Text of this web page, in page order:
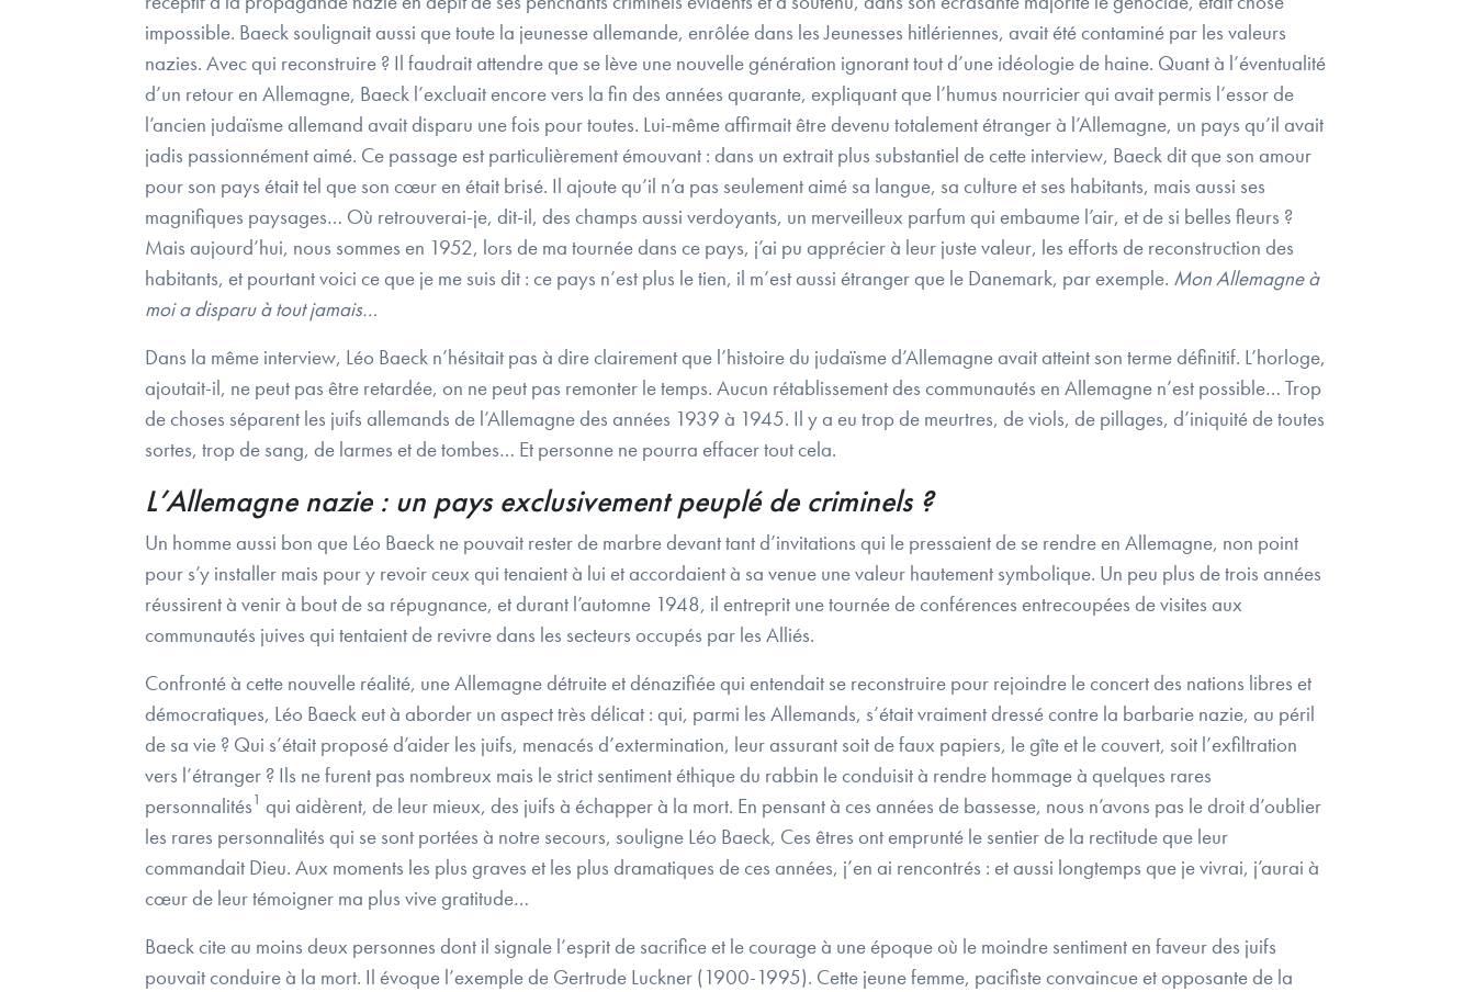
impossible. Baeck soulignait aussi que toute la jeunesse allemande, enrôlée dans les Jeunesses hitlériennes, avait été contaminé par les valeurs
nazies. Avec qui reconstruire ? Il faudrait attendre que se lève une nouvelle génération ignorant tout d’une idéologie de haine. Quant à l’éventualité
d’un retour en Allemagne, Baeck l’excluait encore vers la fin des années quarante, expliquant que l’humus nourricier qui avait permis l’essor de
l’ancien judaïsme allemand avait disparu une fois pour toutes. Lui-même affirmait être devenu totalement étranger à l’Allemagne, un pays qu’il avait
jadis passionnément aimé. Ce passage est particulièrement émouvant : dans un extrait plus substantiel de cette interview, Baeck dit que son amour
pour son pays était tel que son cœur en était brisé. Il ajoute qu’il n’a pas seulement aimé sa langue, sa culture et ses habitants, mais aussi ses
magnifiques paysages… Où retrouverai-je, dit-il, des champs aussi verdoyants, un merveilleux parfum qui embaume l’air, et de si belles fleurs ?
Mais aujourd’hui, nous sommes en 1952, lors de ma tournée dans ce pays, j’ai pu apprécier à leur juste valeur, les efforts de reconstruction des
habitants, et pourtant voici ce que je me suis dit : ce pays n’est plus le tien, il m’est aussi étranger que le Danemark, par exemple. Mon Allemagne à
moi a disparu à tout jamais…
Dans la même interview, Léo Baeck n’hésitait pas à dire clairement que l’histoire du judaïsme d’Allemagne avait atteint son terme définitif. L’horloge,
ajoutait-il, ne peut pas être retardée, on ne peut pas remonter le temps. Aucun rétablissement des communautés en Allemagne n’est possible… Trop
de choses séparent les juifs allemands de l’Allemagne des années 1939 à 1945. Il y a eu trop de meurtres, de viols, de pillages, d’iniquité de toutes
sortes, trop de sang, de larmes et de tombes… Et personne ne pourra effacer tout cela.
L’Allemagne nazie : un pays exclusivement peuplé de criminels ?
Un homme aussi bon que Léo Baeck ne pouvait rester de marbre devant tant d’invitations qui le pressaient de se rendre en Allemagne, non point
pour s’y installer mais pour y revoir ceux qui tenaient à lui et accordaient à sa venue une valeur hautement symbolique. Un peu plus de trois années
réussirent à venir à bout de sa répugnance, et durant l’automne 1948, il entreprit une tournée de conférences entrecoupées de visites aux
communautés juives qui tentaient de revivre dans les secteurs occupés par les Alliés.
Confronté à cette nouvelle réalité, une Allemagne détruite et dénazifiée qui entendait se reconstruire pour rejoindre le concert des nations libres et
démocratiques, Léo Baeck eut à aborder un aspect très délicat : qui, parmi les Allemands, s’était vraiment dressé contre la barbarie nazie, au péril
de sa vie ? Qui s’était proposé d’aider les juifs, menacés d’extermination, leur assurant soit de faux papiers, le gîte et le couvert, soit l’exfiltration
vers l’étranger ? Ils ne furent pas nombreux mais le strict sentiment éthique du rabbin le conduisit à rendre hommage à quelques rares
personnalités1 qui aidèrent, de leur mieux, des juifs à échapper à la mort. En pensant à ces années de bassesse, nous n’avons pas le droit d’oublier
les rares personnalités qui se sont portées à notre secours, souligne Léo Baeck, Ces êtres ont emprunté le sentier de la rectitude que leur
commandait Dieu. Aux moments les plus graves et les plus dramatiques de ces années, j’en ai rencontrés : et aussi longtemps que je vivrai, j’aurai à
cœur de leur témoigner ma plus vive gratitude…
Baeck cite au moins deux personnes dont il signale l’esprit de sacrifice et le courage à une époque où le moindre sentiment en faveur des juifs
pouvait conduire à la mort. Il évoque l’exemple de Gertrude Luckner (1900-1995). Cette jeune femme, pacifiste convaincue et opposante de la